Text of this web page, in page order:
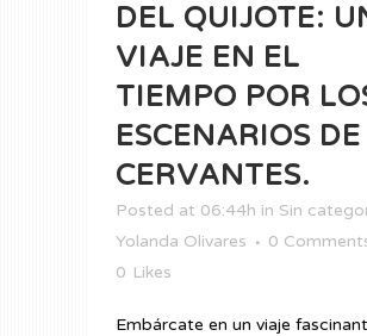
DEL QUIJOTE:
VIAJE EN EL
TIEMPO POR
ESCENARIOS DE
CERVANTES.
Posted at 06:44h in Sin
Yolanda Olivares
0
0 Likes
Embárcate en un viaje